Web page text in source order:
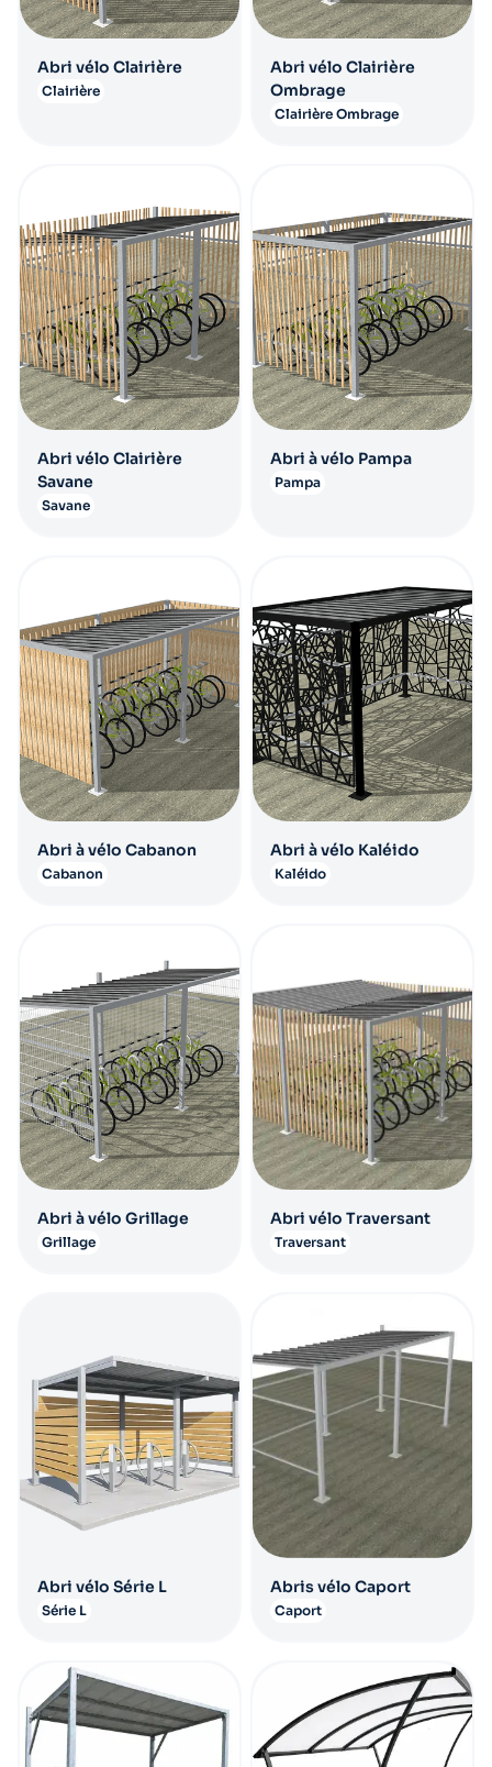
Abri vélo Clairière
Clairière
Abri vélo Clairière
Ombrage
Clairière Ombrage
Abri vélo Clairière
Savane
Savane
Abri à vélo Pampa
Pampa
Abri à vélo Cabanon
Cabanon
Abri à vélo Kaléido
Kaléido
Abri à vélo Grillage
Grillage
Abri vélo Traversant
Traversant
Abri vélo Série L
Série L
Abris vélo Caport
Caport